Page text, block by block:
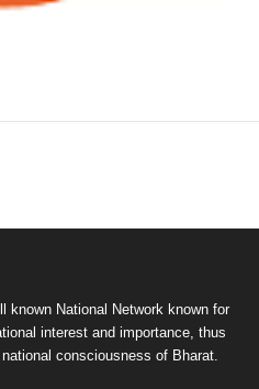
known National Network known for
interest and importance, thus
consciousness of Bharat.